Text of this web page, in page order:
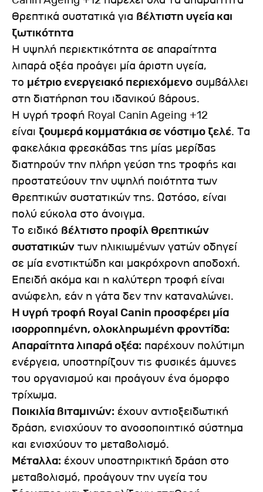
θρεπτικά συστατικά για βέλτιστη υγεία και
ζωτικότητα
Η υψηλή περιεκτικότητα σε απαραίτητα
λιπαρά οξέα προάγει μία άριστη υγεία,
το μέτριο ενεργειακό περιεχόμενο συμβάλλει
στη διατήρηση του ιδανικού βάρους.
Η υγρή τροφή Royal Canin Ageing +12
είναι ζουμερά κομματάκια σε νόστιμο ζελέ. Τα
φακελάκια φρεσκάδας της μίας μερίδας
διατηρούν την πλήρη γεύση της τροφής και
προστατεύουν την υψηλή ποιότητα των
θρεπτικών συστατικών της. Ωστόσο, είναι
πολύ εύκολα στο άνοιγμα.
Το ειδικό βέλτιστο προφίλ θρεπτικών
συστατικών των ηλικιωμένων γατών οδηγεί
σε μία ενστικτώδη και μακρόχρονη αποδοχή.
Επειδή ακόμα και η καλύτερη τροφή είναι
ανώφελη, εάν η γάτα δεν την καταναλώνει.
Η υγρή τροφή Royal Canin προσφέρει μία
ισορροπημένη, ολοκληρωμένη φροντίδα:
Απαραίτητα λιπαρά οξέα: παρέχουν πολύτιμη
ενέργεια, υποστηρίζουν τις φυσικές άμυνες
του οργανισμού και προάγουν ένα όμορφο
τρίχωμα.
Ποικιλία βιταμινών: έχουν αντιοξειδωτική
δράση, ενισχύουν το ανοσοποιητικό σύστημα
και ενισχύουν το μεταβολισμό.
Μέταλλα: έχουν υποστηρικτική δράση στο
μεταβολισμό, προάγουν την υγεία του